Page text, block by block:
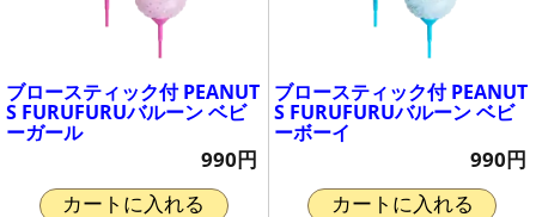
ブロースティック付 PEANUT
S FURUFURUバルーン ベビ
ーガール
990円
カートに入れる
ブロースティック付 PEANUT
S FURUFURUバルーン ベビ
ーボーイ
990円
カートに入れる